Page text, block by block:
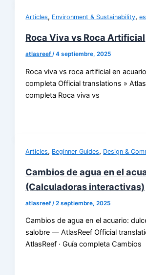
Articles, Environment & Sustainability,es
Roca Viva vs Roca Artificial
atlasreef/4 septiembre, 2025
Roca viva vs roca artificial en
completa Official translations »
completa Roca viva vs
Articles, Beginner Guides, Design &
Cambios de agua en el
(Calculadoras interactivas)
atlasreef /2 septiembre, 2025
Cambios de agua en el acuario:
salobre — AtlasReef Official
AtlasReef · Guía completa Cambios